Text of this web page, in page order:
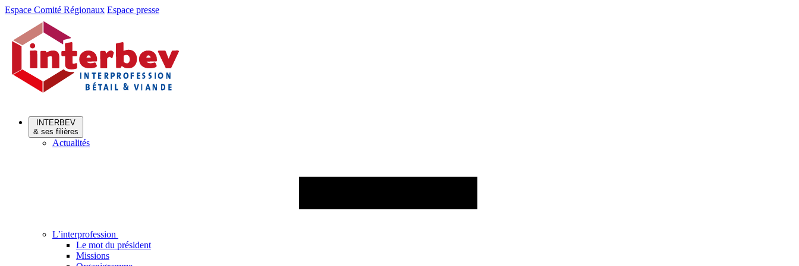
Aller
Aller
contenu
Espace Comité Régionaux Espace presse
INTERBEV
& ses filières
Actualités
L’interprofession
Le mot du président
Missions